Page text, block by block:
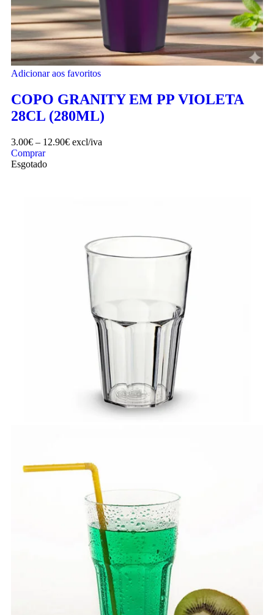
Adicionar aos favoritos
COPO GRANITY EM PP VIOLETA
28CL (280ML)
3.00€ – 12.90€ excl/iva
Comprar
Esgotado